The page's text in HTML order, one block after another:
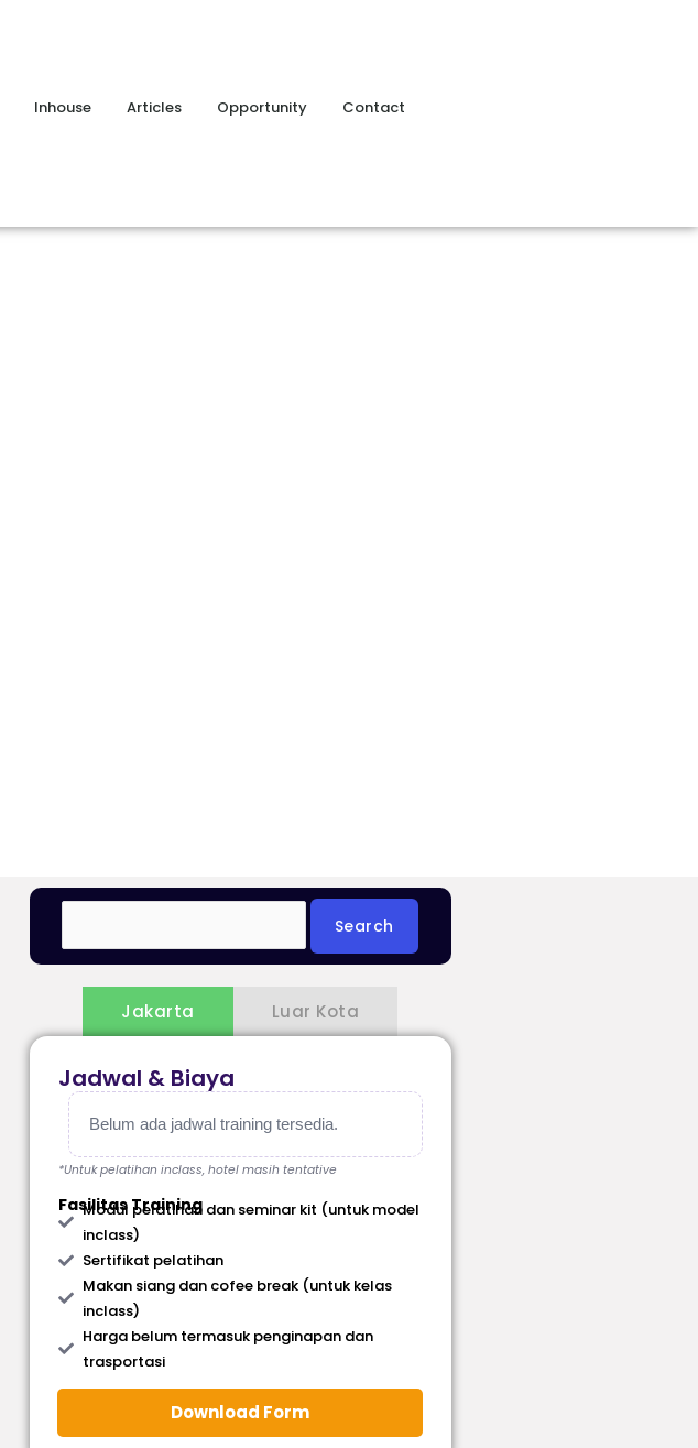
Inhouse Articles Opportunity Contact
Jakarta Luar Kota
Jadwal & Biaya
Belum ada jadwal training tersedia.
*Untuk pelatihan inclass, hotel masih tentative
Fasilitas Training
Modul pelatihan dan seminar kit (untuk model
inclass)
Sertifikat pelatihan
Makan siang dan cofee break (untuk kelas
inclass)
Harga belum termasuk penginapan dan
trasportasi
Download Form